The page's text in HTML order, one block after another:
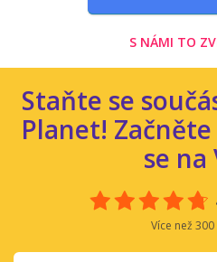
S NÁMI TO
Staňte se
Planet!
se na
Více než